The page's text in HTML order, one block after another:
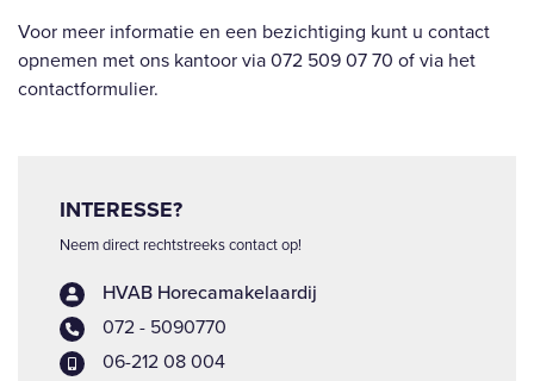
Voor meer informatie en een bezichtiging kunt u contact
opnemen met ons kantoor via 072 509 07 70 of via het
contactformulier.
INTERESSE?
Neem direct rechtstreeks contact op!
HVAB Horecamakelaardij
072 - 5090770
06-212 08 004